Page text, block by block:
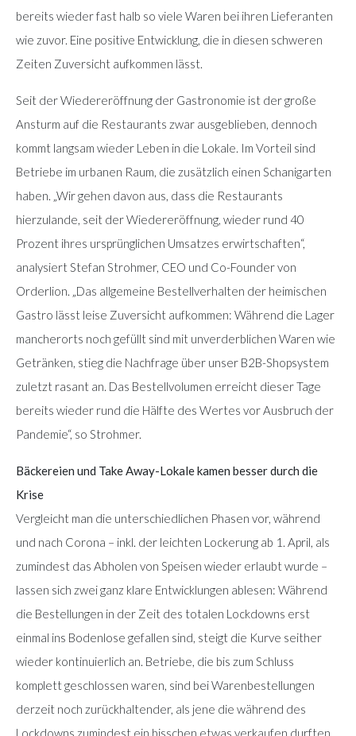
bereits wieder fast halb so viele Waren bei ihren Lieferanten
wie zuvor. Eine positive Entwicklung, die in diesen schweren
Zeiten Zuversicht aufkommen lässt.
Seit der Wiedereröffnung der Gastronomie ist der große
Ansturm auf die Restaurants zwar ausgeblieben, dennoch
kommt langsam wieder Leben in die Lokale. Im Vorteil sind
Betriebe im urbanen Raum, die zusätzlich einen Schanigarten
haben. „Wir gehen davon aus, dass die Restaurants
hierzulande, seit der Wiedereröffnung, wieder rund 40
Prozent ihres ursprünglichen Umsatzes erwirtschaften“,
analysiert Stefan Strohmer, CEO und Co-Founder von
Orderlion. „Das allgemeine Bestellverhalten der heimischen
Gastro lässt leise Zuversicht aufkommen: Während die Lager
mancherorts noch gefüllt sind mit unverderblichen Waren wie
Getränken, stieg die Nachfrage über unser B2B-Shopsystem
zuletzt rasant an. Das Bestellvolumen erreicht dieser Tage
bereits wieder rund die Hälfte des Wertes vor Ausbruch der
Pandemie“, so Strohmer.
Bäckereien und Take Away-Lokale kamen besser durch die
Krise
Vergleicht man die unterschiedlichen Phasen vor, während
und nach Corona – inkl. der leichten Lockerung ab 1. April, als
zumindest das Abholen von Speisen wieder erlaubt wurde –
lassen sich zwei ganz klare Entwicklungen ablesen: Während
die Bestellungen in der Zeit des totalen Lockdowns erst
einmal ins Bodenlose gefallen sind, steigt die Kurve seither
wieder kontinuierlich an. Betriebe, die bis zum Schluss
komplett geschlossen waren, sind bei Warenbestellungen
derzeit noch zurückhaltender, als jene die während des
Lockdowns zumindest ein bisschen etwas verkaufen durften.